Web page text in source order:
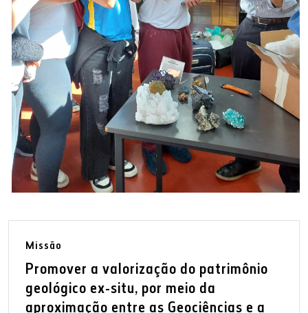
Missão
Promover a valorização do patrimônio
geológico ex-situ, por meio da
aproximação entre as Geociências e a